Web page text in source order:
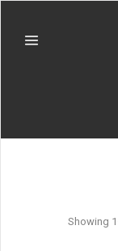
Showing